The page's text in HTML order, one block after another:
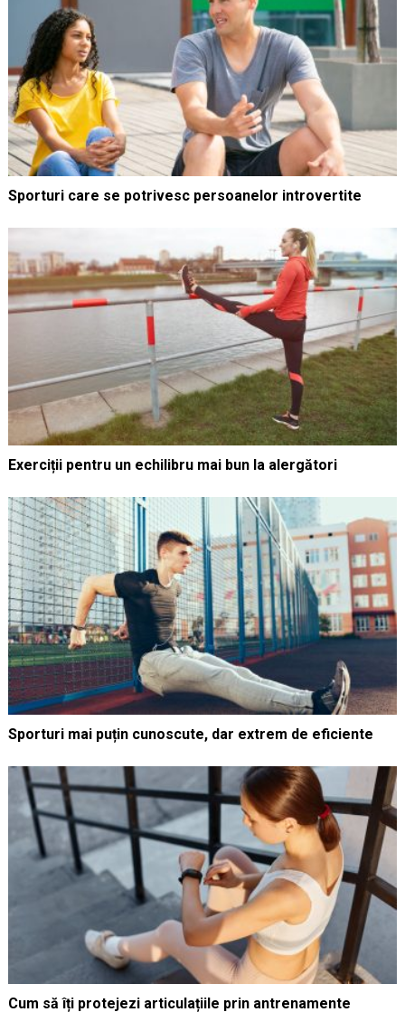
Sporturi care se potrivesc persoanelor introvertite
Exerciții pentru un echilibru mai bun la alergători
Sporturi mai puțin cunoscute, dar extrem de eficiente
Cum să îți protejezi articulațiile prin antrenamente